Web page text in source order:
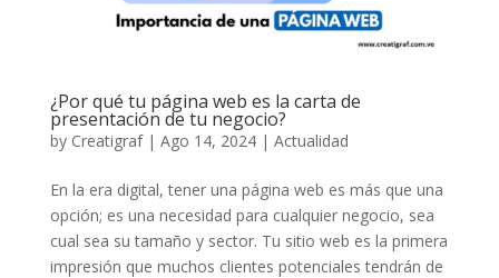
¿Por qué tu página web es la carta de
presentación de tu negocio?
by Creatigraf| Ago 14, 2024| Actualidad
En la era digital, tener una página web es más que una
opción; es una necesidad para cualquier negocio, sea
cual sea su tamaño y sector. Tu sitio web es la primera
impresión que muchos clientes potenciales tendrán de